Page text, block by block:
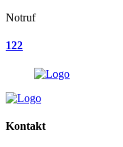
Notruf
122
Kontakt